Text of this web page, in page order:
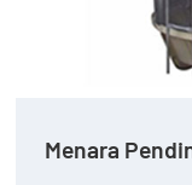
Menara